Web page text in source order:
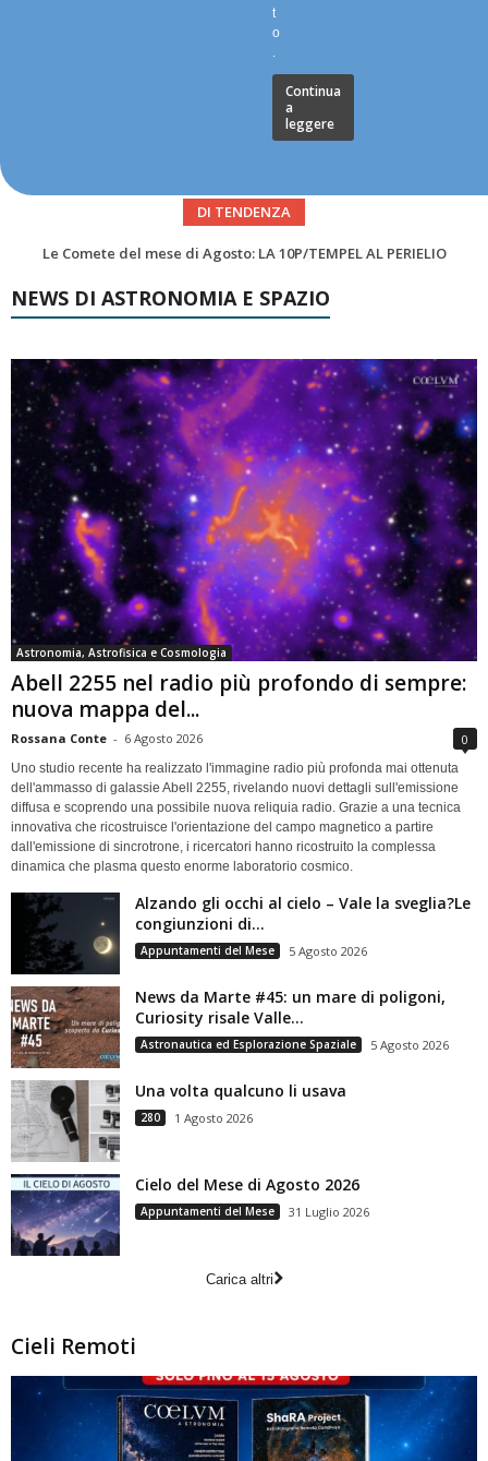
t
o
.
Continua
a
leggere
DI TENDENZA
Asteroidi del mese Agosto 2026
NEWS DI ASTRONOMIA E SPAZIO
Astronomia, Astrofisica e Cosmologia
Abell 2255 nel radio più profondo di sempre:
nuova mappa del...
Rossana Conte - 6 Agosto 2026 0
Uno studio recente ha realizzato l'immagine radio più profonda mai ottenuta
dell'ammasso di galassie Abell 2255, rivelando nuovi dettagli sull'emissione
diffusa e scoprendo una possibile nuova reliquia radio. Grazie a una tecnica
innovativa che ricostruisce l'orientazione del campo magnetico a partire
dall'emissione di sincrotrone, i ricercatori hanno ricostruito la complessa
dinamica che plasma questo enorme laboratorio cosmico.
Alzando gli occhi al cielo – Vale la sveglia?Le
congiunzioni di...
Appuntamenti del Mese 5 Agosto 2026
News da Marte #45: un mare di poligoni,
Curiosity risale Valle...
Astronautica ed Esplorazione Spaziale 5 Agosto 2026
Una volta qualcuno li usava
280 1 Agosto 2026
Cielo del Mese di Agosto 2026
Appuntamenti del Mese 31 Luglio 2026
Carica altri
Cieli Remoti